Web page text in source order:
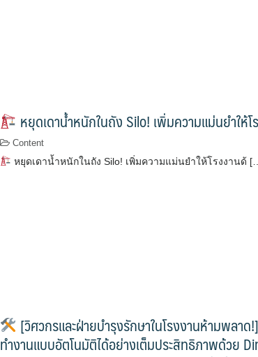
หยุดเดาน้ำหนักในถัง Silo! เพิ่มความแม่นยำใ
Content
หยุดเดาน้ำหนักในถัง Silo! เพิ่มความแม่นยำให้โรงงานด้
[วิศวกรและฝ่ายบำรุงรักษาในโรงงานห้ามพลา
ทำงานแบบอัตโนมัติได้อย่างเต็มประสิทธิภาพด้วย